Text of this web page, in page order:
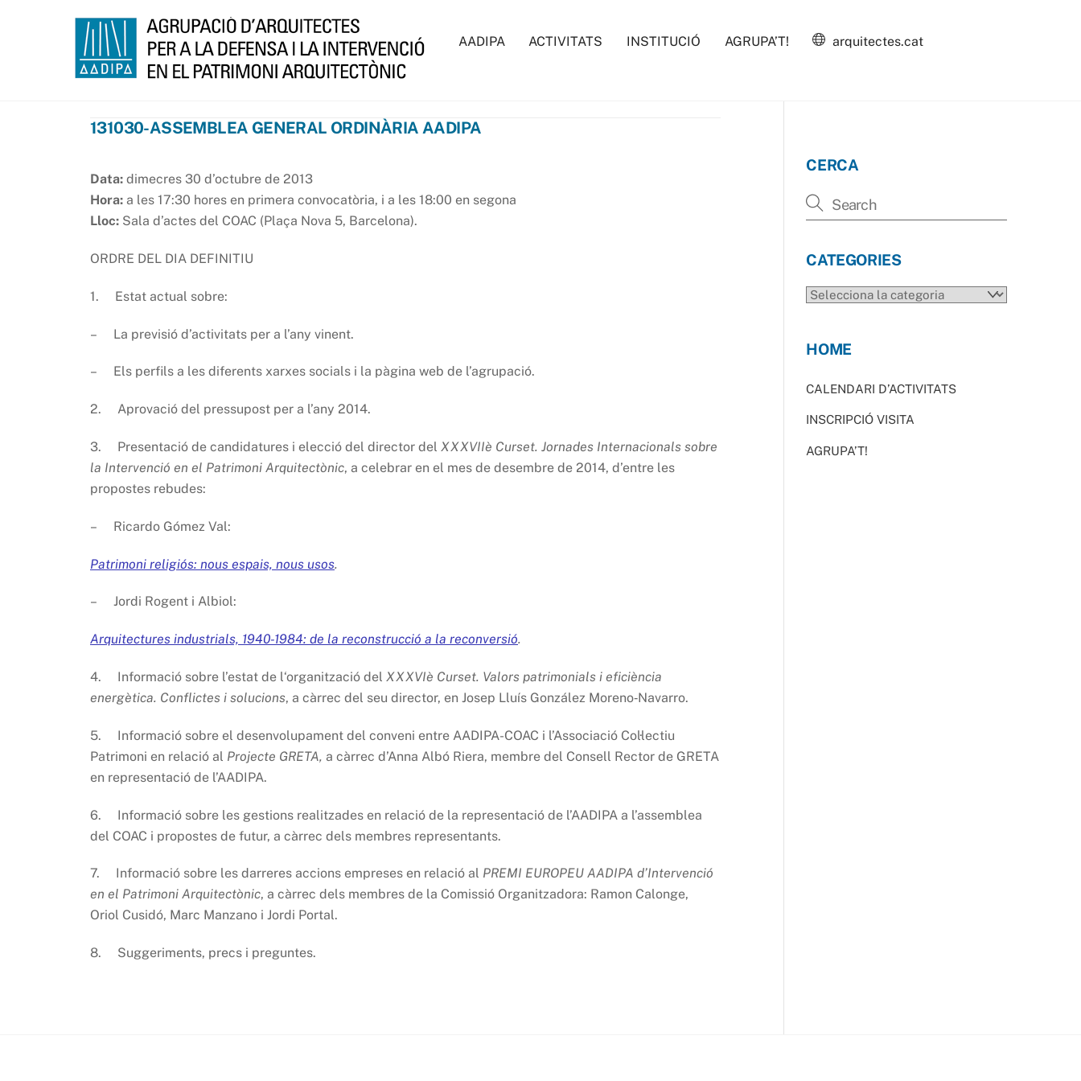
AADIPA ACTIVITATS INSTITUCIÓ AGRUPA’T! arquitectes.cat
131030-ASSEMBLEA GENERAL ORDINÀRIA AADIPA
Data: dimecres 30 d’octubre de 2013
Hora: a les 17:30 hores en primera convocatòria, i a les 18:00 en segona
Lloc: Sala d’actes del COAC (Plaça Nova 5, Barcelona).
ORDRE DEL DIA DEFINITIU
1. Estat actual sobre:
– La previsió d’activitats per a l’any vinent.
– Els perfils a les diferents xarxes socials i la pàgina web de l’agrupació.
2. Aprovació del pressupost per a l’any 2014.
3. Presentació de candidatures i elecció del director del XXXVIIè Curset. Jornades Internacionals sobre
la Intervenció en el Patrimoni Arquitectònic, a celebrar en el mes de desembre de 2014, d’entre les
propostes rebudes:
– Ricardo Gómez Val:
Patrimoni religiós: nous espais, nous usos.
– Jordi Rogent i Albiol:
Arquitectures industrials, 1940-1984: de la reconstrucció a la reconversió.
4. Informació sobre l’estat de l‘organització del XXXVIè Curset. Valors patrimonials i eficiència
energètica. Conflictes i solucions, a càrrec del seu director, en Josep Lluís González Moreno‐Navarro.
5. Informació sobre el desenvolupament del conveni entre AADIPA-COAC i l’Associació Col·lectiu
Patrimoni en relació al Projecte GRETA, a càrrec d’Anna Albó Riera, membre del Consell Rector de GRETA
en representació de l’AADIPA.
6. Informació sobre les gestions realitzades en relació de la representació de l’AADIPA a l’assemblea
del COAC i propostes de futur, a càrrec dels membres representants.
7. Informació sobre les darreres accions empreses en relació al PREMI EUROPEU AADIPA d’Intervenció
en el Patrimoni Arquitectònic, a càrrec dels membres de la Comissió Organitzadora: Ramon Calonge,
Oriol Cusidó, Marc Manzano i Jordi Portal.
8. Suggeriments, precs i preguntes.
CERCA
CATEGORIES
CATEGORIES
HOME
CALENDARI D’ACTIVITATS
INSCRIPCIÓ VISITA
AGRUPA’T!